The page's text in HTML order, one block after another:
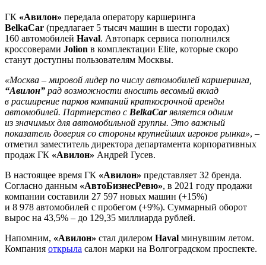
ГК «Авилон» передала оператору каршеринга
BelkaCar (предлагает 5 тысяч машин в шести городах)
160 автомобилей Haval. Автопарк сервиса пополнился
кроссоверами Jolion в комплектации Еlite, которые скоро
станут доступны пользователям Москвы.
«Москва – мировой лидер по числу автомобилей каршеринга,
“Авилон” рад возможности вносить весомый вклад
в расширение парков компаний краткосрочной аренды
автомобилей. Партнерство с BelkaCarявляется одним
из значимых для автомобильной группы. Это важный
показатель доверия со стороны крупнейших игроков рынка», –
отметил заместитель директора департамента корпоративных
продаж ГК «Авилон» Андрей Гусев.
В настоящее время ГК «Авилон» представляет 32 бренда.
Согласно данным «АвтоБизнесРевю», в 2021 году продажи
компании составили 27 597 новых машин (+15%)
и 8 978 автомобилей с пробегом (+9%). Суммарный оборот
вырос на 43,5% – до 129,35 миллиарда рублей.
Напомним, «Авилон» стал дилером Haval минувшим летом.
Компания открыла салон марки на Волгоградском проспекте.